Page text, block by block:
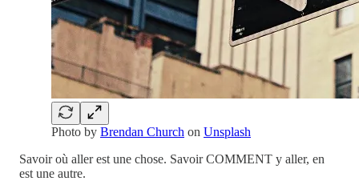
Photo by Brendan Church on Unsplash
Savoir où aller est une chose. Savoir COMMENT y aller, en
est une autre.